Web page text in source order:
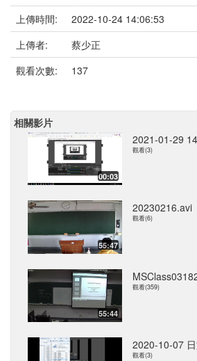
上傳時間:
2022-10-24 14:06:53
上傳者:
蔡少正
觀看次數:
137
相關影片
00:03
2021-01-29
觀看(3)
55:47
20230216.avi
觀看(6)
55:44
觀看(359)
2020-10-07
觀看(3)